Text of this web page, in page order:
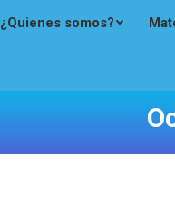
¿Quienes somos?